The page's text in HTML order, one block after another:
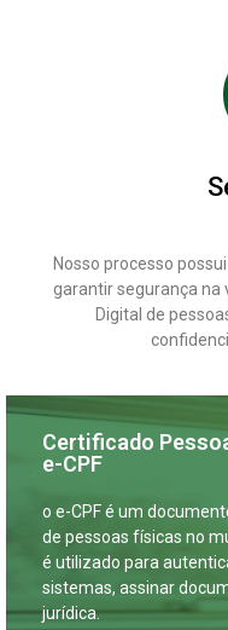
Nosso processo
garantir segurança na
Digital de
Certificado
e-CPF
o e-CPF é um
de pessoas físicas no
é utilizado para
sistemas, assinar
jurídica.